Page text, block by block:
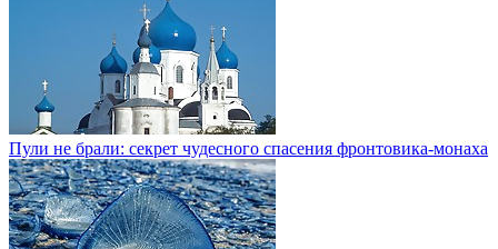
Пули не брали: секрет чудесного спасения фронтовика-монаха